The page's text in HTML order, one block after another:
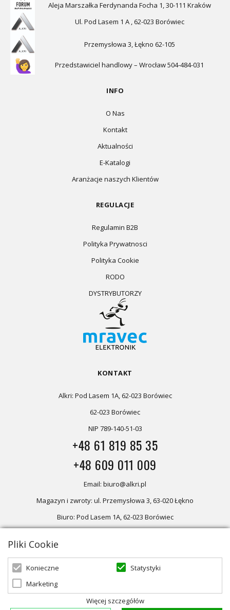
Aleja Marszałka Ferdynanda Focha 1, 30-111 Kraków
Ul. Pod Lasem 1 A , 62-023 Borówiec
Przemysłowa 3, Łękno 62-105
Przedstawiciel handlowy – Wrocław 504-484-031
INFO
O Nas
Kontakt
Aktualności
E-Katalogi
Aranżacje naszych Klientów
REGULACJE
Regulamin B2B
Polityka Prywatnosci
Polityka Cookie
RODO
DYSTRYBUTORZY
KONTAKT
Alkri: Pod Lasem 1A, 62-023 Borówiec
62-023 Borówiec
NIP 789-140-51-03
+48 61 819 85 35
+48 609 011 009
Email: biuro@alkri.pl
Magazyn i zwroty: ul. Przemysłowa 3, 63-020 Łękno
Biuro: Pod Lasem 1A, 62-023 Borówiec
Oferta skierowana dla firm, w przypadku zakupów detalicznych
Pliki Cookie
Konieczne
Statystyki
Marketing
Więcej szczegółów
© 2026 ALKRI | Powered byzentoshop